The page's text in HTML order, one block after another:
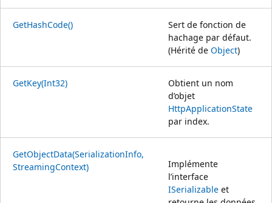
GetHashCode()
Sert de fonction de
hachage par défaut.
(Hérité de Object)
GetKey(Int32)
Obtient un nom
d’objet
HttpApplicationState
par index.
GetObjectData(SerializationInfo,
StreamingContext)
Implémente
l’interface
ISerializable et